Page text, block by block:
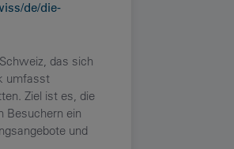
de/die-
das sich
umfasst
Ziel ist es, die
Besuchern ein
und